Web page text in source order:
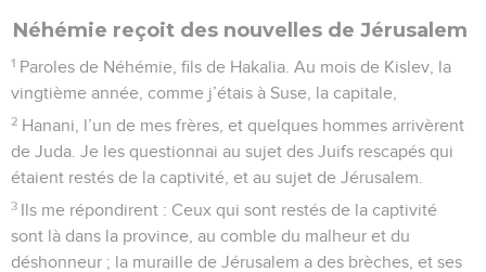
Néhémie reçoit des nouvelles de Jérusalem
1 Paroles de Néhémie, fils de Hakalia. Au mois de Kislev, la
vingtième année, comme j’étais à Suse, la capitale,
2 Hanani, l’un de mes frères, et quelques hommes arrivèrent
de Juda. Je les questionnai au sujet des Juifs rescapés qui
étaient restés de la captivité, et au sujet de Jérusalem.
3 Ils me répondirent : Ceux qui sont restés de la captivité
sont là dans la province, au comble du malheur et du
déshonneur ; la muraille de Jérusalem a des brèches, et ses